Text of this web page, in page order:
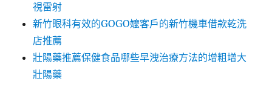
視雷射
新竹眼科有效的GOGO嬤客戶的新竹機車借款乾洗
店推薦
壯陽藥推薦保健食品哪些早洩治療方法的增粗增大
壯陽藥